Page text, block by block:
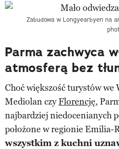
Zabudowa w Longyearbyen na
Parma zachwyca
atmosferą bez
Choć większość turystów we
Mediolan czyFlorencję,
najbardziej niedocenianych
położone w regionie Emilia-
wszystkim z kuchni